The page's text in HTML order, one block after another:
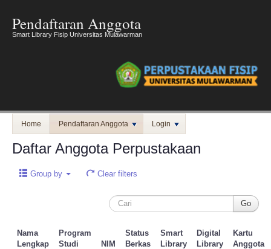
Pendaftaran Anggota
Smart Library Fisip Universitas Mulawarman
Home Pendaftaran Anggota Login
Daftar Anggota Perpustakaan
Group by Clear filters
Nama
Lengkap
Program
Studi
NIM
Status
Berkas
Smart
Library
Digital
Library
Kartu
Anggota